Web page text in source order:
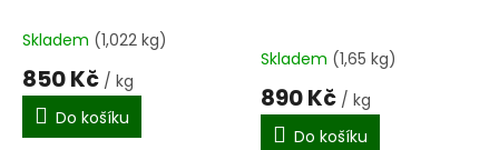
Průměrné
hodnocení
produktu
4,0
Skladem (1,022 kg)
850 Kč / kg
Do košíku
Skladem (1,65 kg)
890 Kč / kg
Do košíku